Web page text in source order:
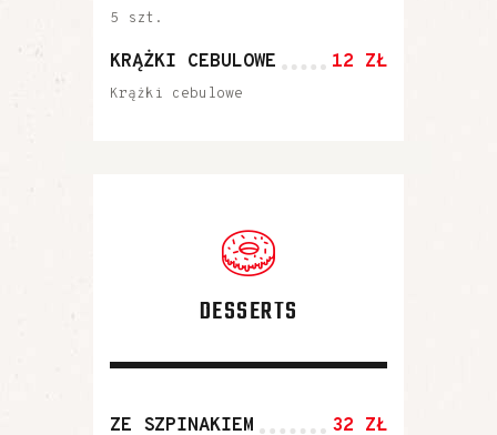
5 szt.
KRĄŻKI CEBULOWE 12 ZŁ
Krążki cebulowe
DESSERTS
ZE SZPINAKIEM 32 ZŁ